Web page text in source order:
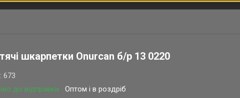
шкарпетки Onurcan б/р 13 0220
до відправки Оптом і в роздріб
673